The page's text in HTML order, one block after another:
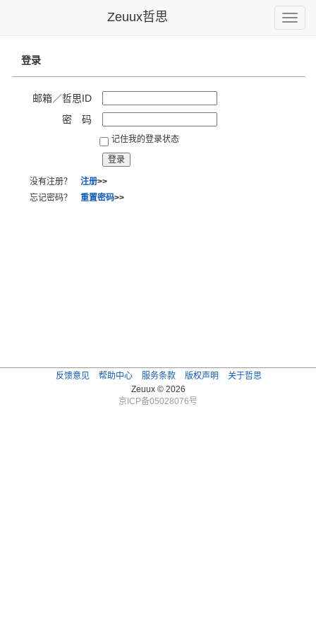
Toggle
Zeuux哲思
登录
邮箱／哲思ID
密 码
记住我的登录状态
没有注册？ 注册>>
忘记密码？ 重置密码>>
反馈意见 帮助中心 服务条款 版权声明
关于哲思
Zeuux © 2026
京ICP备05028076号